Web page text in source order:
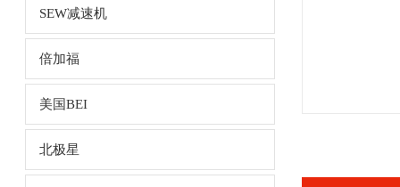
SEW减速机
倍加福
美国BEI
北极星